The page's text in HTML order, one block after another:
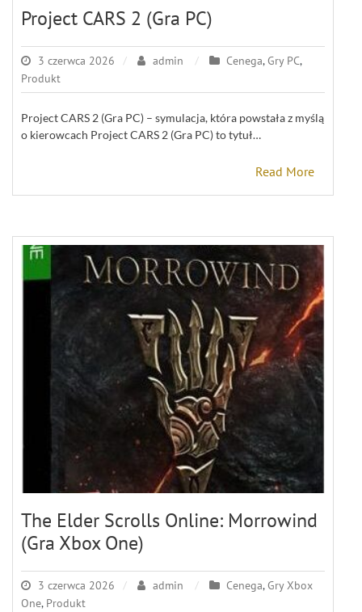
Project CARS 2 (Gra PC)
3 czerwca 2026 admin Cenega,Gry PC,
Produkt
Project CARS 2 (Gra PC) – symulacja, która powstała z myślą
o kierowcach Project CARS 2 (Gra PC) to tytuł…
Read More
The Elder Scrolls Online: Morrowind
(Gra Xbox One)
3 czerwca 2026 admin Cenega,Gry Xbox
One, Produkt